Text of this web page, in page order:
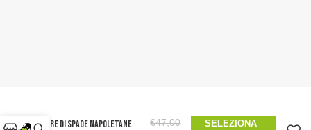
Tre di Spade Napoletane €47,00 SELEZIONA